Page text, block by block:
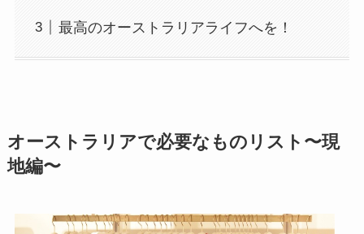
最高のオーストラリアライフへを！
オーストラリアで必要なものリスト〜現
地編〜